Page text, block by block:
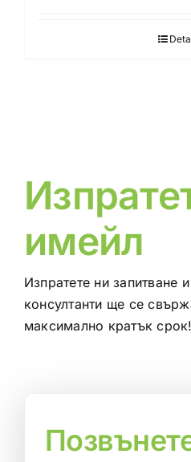
имейл
Изпратете ни запитване
консултанти ще се
максимално кратък срок!